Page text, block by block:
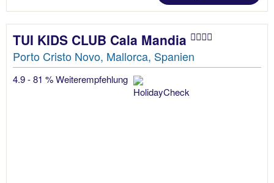
TUI KIDS CLUB Cala Mandia
Porto Cristo Novo, Mallorca, Spanien
4.9 - 81 % Weiterempfehlung